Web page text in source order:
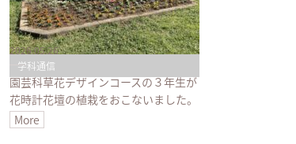
学科通信
2026.05.26
園芸科草花デザインコースの３年生が
花時計花壇の植栽をおこないました。
More